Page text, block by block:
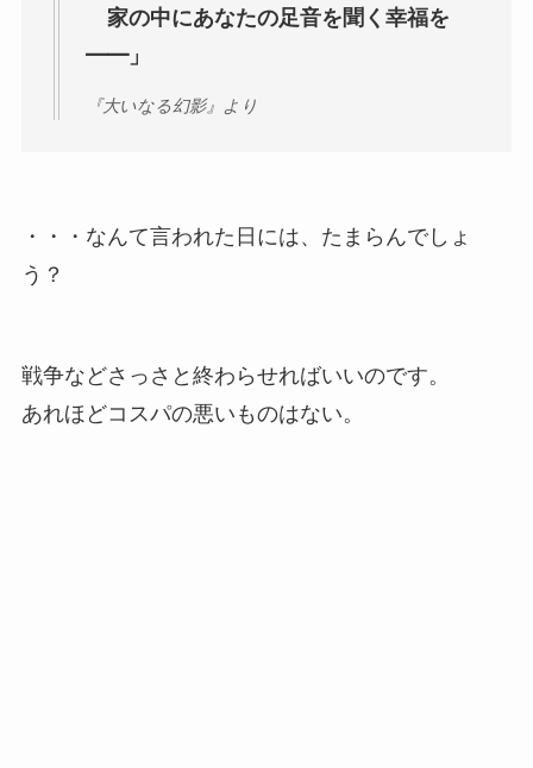
家の中にあなたの足音を聞く幸福を
━━」
『大いなる幻影』より
・・・なんて言われた日には、たまらんでしょ
う？
戦争などさっさと終わらせればいいのです。
あれほどコスパの悪いものはない。